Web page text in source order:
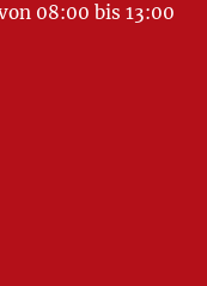
08:00 bis 13:00